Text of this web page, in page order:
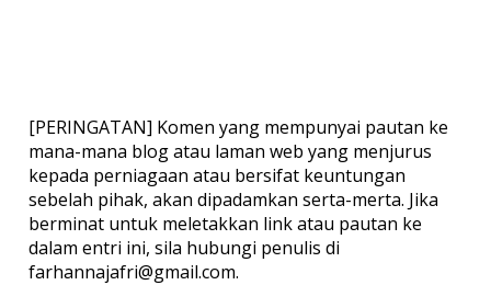
[PERINGATAN] Komen yang mempunyai pautan ke
mana-mana blog atau laman web yang menjurus
kepada perniagaan atau bersifat keuntungan
sebelah pihak, akan dipadamkan serta-merta. Jika
berminat untuk meletakkan link atau pautan ke
dalam entri ini, sila hubungi penulis di
farhannajafri@gmail.com.